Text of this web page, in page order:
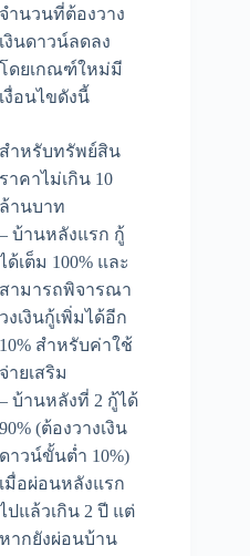
จำนวนที่ต้องวาง
เงินดาวน์ลดลง
โดยเกณฑ์ใหม่มี
เงื่อนไขดังนี้
สำหรับทรัพย์สิน
ราคาไม่เกิน 10
ล้านบาท
– บ้านหลังแรก กู้
ได้เต็ม 100% และ
สามารถพิจารณา
วงเงินกู้เพิ่มได้อีก
10% สำหรับค่าใช้
จ่ายเสริม
– บ้านหลังที่ 2 กู้ได้
90% (ต้องวางเงิน
ดาวน์ขั้นต่ำ 10%)
เมื่อผ่อนหลังแรก
ไปแล้วเกิน 2 ปี แต่
หากยังผ่อนบ้าน